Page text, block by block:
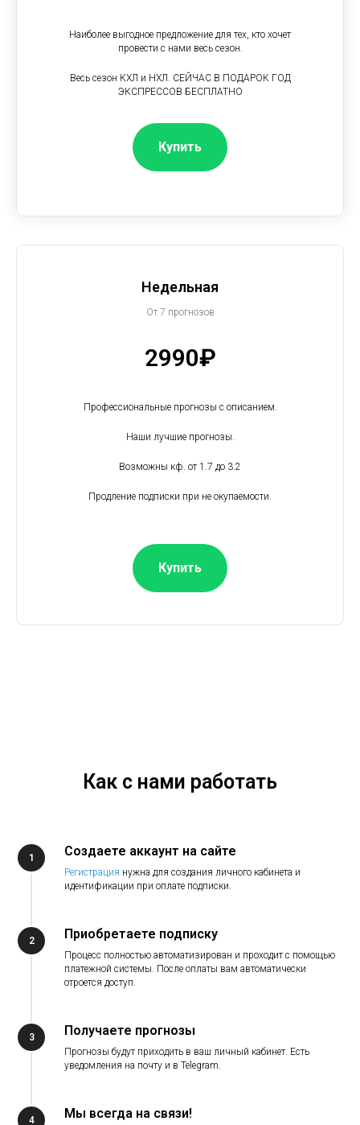
Наиболее выгодное предложение для тех, кто хочет
провести с нами весь сезон.
Весь сезон КХЛ и НХЛ. СЕЙЧАС В ПОДАРОК ГОД
ЭКСПРЕССОВ БЕСПЛАТНО
Купить
Недельная
От 7 прогнозов
2990₽
Профессиональные прогнозы с описанием.
Наши лучшие прогнозы.
Возможны кф. от 1.7 до 3.2
Продление подписки при не окупаемости.
Купить
Как с нами работать
1 Создаете аккаунт на сайте
Регистрация нужна для создания личного кабинета и
идентификации при оплате подписки.
2 Приобретаете подписку
Процесс полностью автоматизирован и проходит с помощью
платежной системы. После оплаты вам автоматически
отроется доступ.
3 Получаете прогнозы
Прогнозы будут приходить в ваш личный кабинет. Есть
уведомления на почту и в Telegram.
4 Мы всегда на связи!